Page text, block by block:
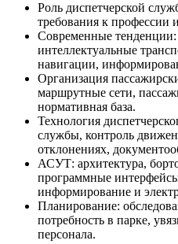
Роль диспетчерской
требования к профессии
Современные
интеллектуальные
навигации,
Организация
маршрутные сети,
нормативная база.
Технология
службы, контроль
отклонениях,
АСУТ: архитектура,
программные
информирование и
Планирование:
потребность в парке,
персонала.